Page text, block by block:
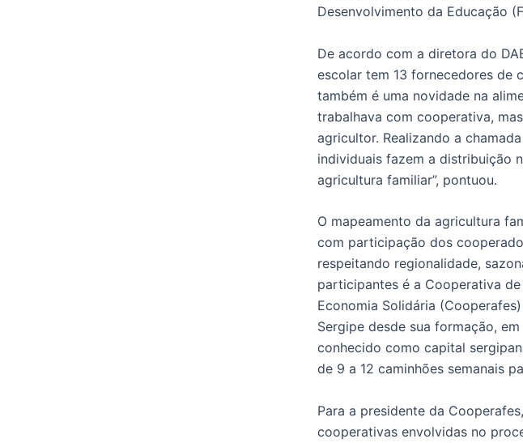
Desenvolvimento da Educação
De acordo com a diretora do
escolar tem 13 fornecedores de
também é uma novidade na
trabalhava com cooperativa,
agricultor. Realizando a
individuais fazem a distribuição
agricultura familiar”, pontuou.
O mapeamento da agricultura
com participação dos
respeitando regionalidade,
participantes é a Cooperativa
Economia Solidária
Sergipe desde sua formação,
conhecido como capital
de 9 a 12 caminhões semanais
Para a presidente da
cooperativas envolvidas no